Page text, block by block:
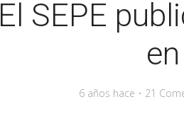
El SEPE
6 años hace 21